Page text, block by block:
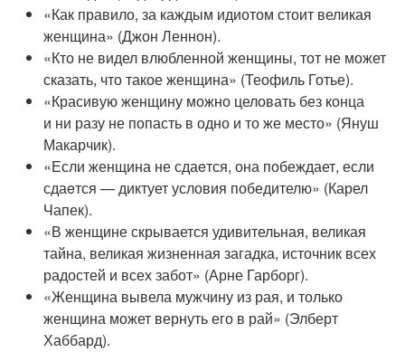
«Как правило, за каждым идиотом стоит великая
женщина» (Джон Леннон).
«Кто не видел влюбленной женщины, тот не может
сказать, что такое женщина» (Теофиль Готье).
«Красивую женщину можно целовать без конца
и ни разу не попасть в одно и то же место» (Януш
Макарчик).
«Если женщина не сдаeтся, она побеждает, если
сдаeтся — диктует условия победителю» (Карел
Чапек).
«В женщине скрывается удивительная, великая
тайна, великая жизненная загадка, источник всех
радостей и всех забот» (Арне Гарборг).
«Женщина вывела мужчину из рая, и только
женщина может вернуть его в рай» (Элберт
Хаббард).